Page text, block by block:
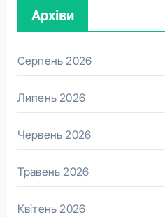
Архіви
Серпень 2026
Липень 2026
Червень 2026
Травень 2026
Квітень 2026